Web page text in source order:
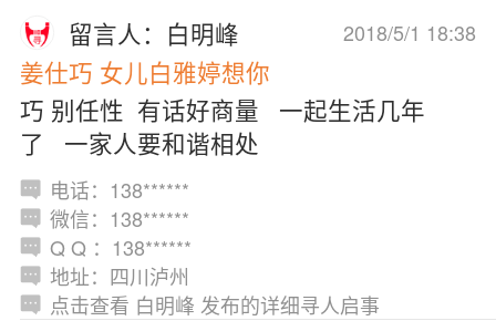
2018/5/1 18:38
留言人：白明峰
姜仕巧 女儿白雅婷想你
巧 别任性 有话好商量 一起生活几年
了 一家人要和谐相处
电话：138******
微信：138******
Q Q ：138******
地址：四川泸州
点击查看 白明峰 发布的详细寻人启事